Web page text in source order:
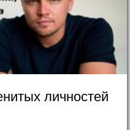
личностей